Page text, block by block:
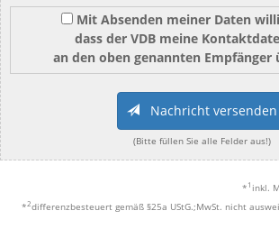
Mit Absenden meiner Daten
dass der VDB meine
an den oben genannten
Nachricht versenden
(Bitte füllen Sie alle Felder aus!)
* 1 inkl.
*2differenzbesteuert gemäß §25a UStG.;MwSt. nicht